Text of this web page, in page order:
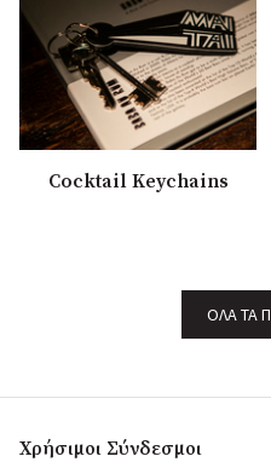
Cocktail Keychains
ΌΛΑ ΤΑ
Χρήσιμοι Σύνδεσμοι